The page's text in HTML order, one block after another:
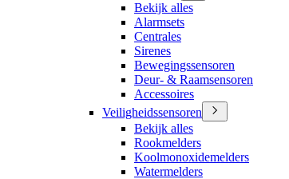
Bekijk alles
Alarmsets
Centrales
Sirenes
Bewegingssensoren
Deur- & Raamsensoren
Accessoires
Veiligheidssensoren
Bekijk alles
Rookmelders
Koolmonoxidemelders
Watermelders